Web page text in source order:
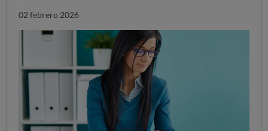
02 febrero 2026